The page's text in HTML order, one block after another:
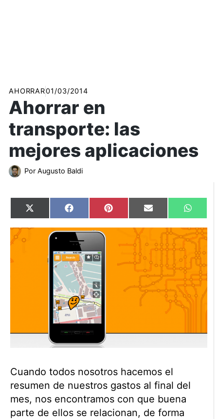
AHORRAR01/03/2014
Ahorrar en
transporte: las
mejores aplicaciones
Por Augusto Baldi
Compartir
en
X
(Twitter)
Compartir
en
Facebook Compartir
en
Pinterest Compartir
en
Email
en
Cuando todos nosotros hacemos el
resumen de nuestros gastos al final del
mes, nos encontramos con que buena
parte de ellos se relacionan, de forma